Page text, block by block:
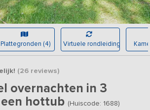
Plattegronden (4) Virtuele rondleiding
(26reviews)
overnachten in 3
hottub (Huiscode: 1688)